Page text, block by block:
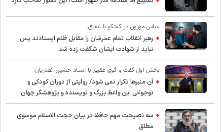
عباس موزون در گفتگو با عقیق:
رهبر انقلاب تمام عمرشان را مقابل ظلم ایستادند پس
نباید از شهادت ایشان شگفت زده شد
بخش اول گفت و گوی عقیق با استاد حسین انصاریان:
آن منبرها تکرار نمی شود/ روایتی از دوران کودکی و
نوجوانی این واعظ بزرگ و نویسنده و پژوهشگر جهان
اسلام
سه نصیحت مهم حافظ در بیان حجت الاسلام موسوی
مطلق